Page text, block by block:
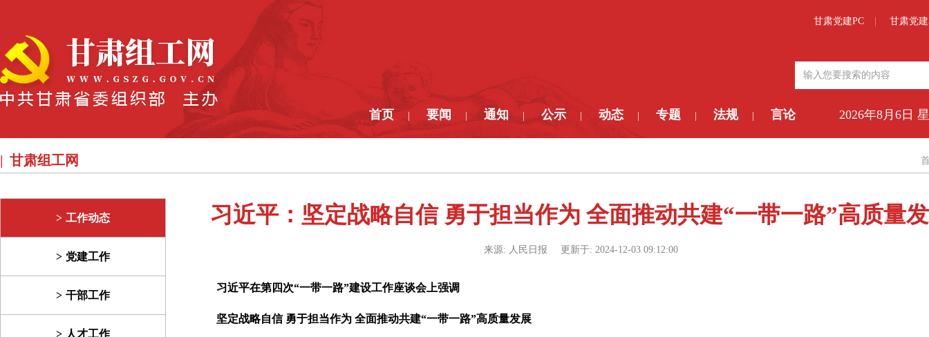
甘肃党建PC 甘肃党
首页 要闻 通知 公示 动态 专题 法规 言论 2026年8月6日
甘肃组工网
工作动态
党建工作
干部工作
人才工作
习近平：坚定战略自信 勇于担当作为 全面推动共建“一带一路”高质量
来源: 人民日报 更新于: 2024-12-03 09:12:00
习近平在第四次“一带一路”建设工作座谈会上强调
坚定战略自信 勇于担当作为 全面推动共建“一带一路”高质量发展